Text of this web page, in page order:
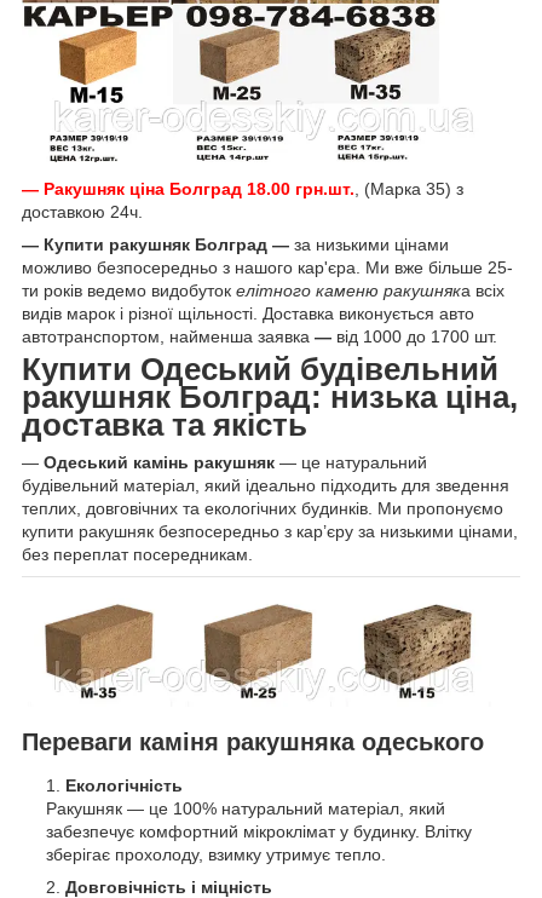
— Ракушняк ціна Болград 18.00 грн.шт. , (Марка 35) з
доставкою 24ч.
— Купити ракушняк Болград — за низькими цінами
можливо безпосередньо з нашого кар'єра. Ми вже більше 25-
ти років ведемо видобуток елітного каменю ракушняка всіх
видів марок і різної щільності. Доставка виконується авто
автотранспортом, найменша заявка — від 1000 до 1700 шт.
Купити Одеський будівельний
ракушняк Болград: низька ціна,
доставка та якість
— Одеський камінь ракушняк — це натуральний
будівельний матеріал, який ідеально підходить для зведення
теплих, довговічних та екологічних будинків. Ми пропонуємо
купити ракушняк безпосередньо з кар’єру за низькими цінами,
без переплат посередникам.
Переваги каміня ракушняка одеського
Екологічність
Ракушняк — це 100% натуральний матеріал, який
забезпечує комфортний мікроклімат у будинку. Влітку
зберігає прохолоду, взимку утримує тепло.
Довговічність і міцність